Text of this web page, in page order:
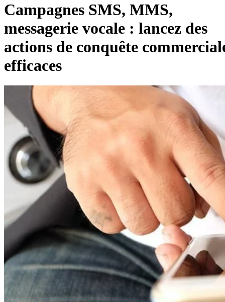
Campagnes SMS, MMS,
messagerie vocale : lancez des
actions de conquête
efficaces